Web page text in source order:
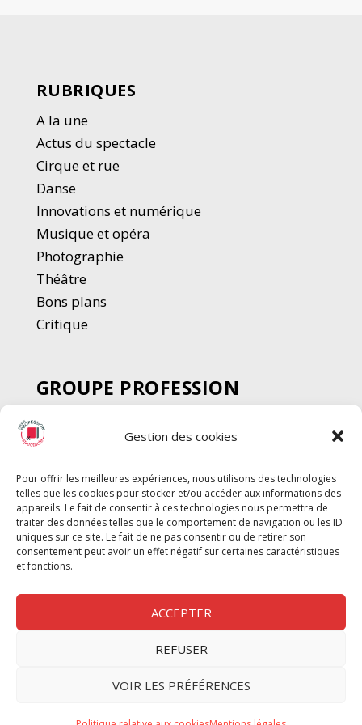
Gestion des cookies
Pour offrir les meilleures expériences, nous utilisons des technologies
telles que les cookies pour stocker et/ou accéder aux informations des
appareils. Le fait de consentir à ces technologies nous permettra de
traiter des données telles que le comportement de navigation ou les ID
uniques sur ce site. Le fait de ne pas consentir ou de retirer son
consentement peut avoir un effet négatif sur certaines caractéristiques
et fonctions.
ACCEPTER
REFUSER
VOIR LES PRÉFÉRENCES
RUBRIQUES
A la une
Actus du spectacle
Cirque et rue
Danse
Innovations et numérique
Musique et opéra
Photographie
Théâtre
Bons plans
Critique
GROUPE PROFESSION
SPECTACLE
Chèque Intermittents
Chèque Compta
Chèque Emploi Spectacle
G-Pods
Profession Audio-visuel
Nous contacter